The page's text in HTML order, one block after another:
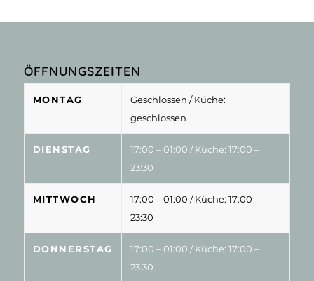
ÖFFNUNGSZEITEN
MONTAG Geschlossen / Küche:
geschlossen
DIENSTAG 17:00 – 01:00 / Küche: 17:00 –
23:30
MITTWOCH 17:00 – 01:00 / Küche: 17:00 –
23:30
DONNERSTAG 17:00 – 01:00 / Küche: 17:00 –
23:30